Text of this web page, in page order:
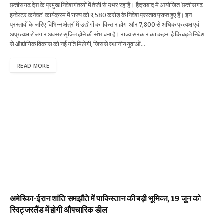
छत्तीसगढ़ देश के प्रमुख निवेश गंतव्यों में तेजी से उभर रहा है। हैदराबाद में आयोजित ‘छत्तीसगढ़
इन्वेस्टर कनेक्ट’ कार्यक्रम में राज्य को ₹9,580 करोड़ के निवेश प्रस्ताव प्राप्त हुए हैं। इन
प्रस्तावों के जरिए विभिन्न क्षेत्रों में उद्योगों का विस्तार होगा और 7,800 से अधिक प्रत्यक्ष एवं
अप्रत्यक्ष रोजगार अवसर सृजित होने की संभावना है। राज्य सरकार का कहना है कि बढ़ते निवेश
से औद्योगिक विकास को नई गति मिलेगी, जिससे स्थानीय युवाओं…
READ MORE
अमेरिका-ईरान शांति समझौते में पाकिस्तान की बड़ी भूमिका, 19 जून को
स्विट्जरलैंड में होगी औपचारिक डील